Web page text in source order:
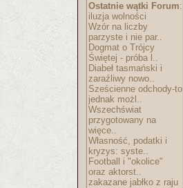
Ostatnie wątki Forum:
iluzja wolności
Wzór na liczby
parzyste i nie par..
Dogmat o Trójcy
Świętej - próba l..
Diabeł tasmański i
zaraźliwy nowo..
Sześcienne odchody-to
jednak możl..
Wszechświat
przygotowany na
więce..
Własność, podatki i
kryzys: syste..
Football i "okolice"
oraz aktorst..
zakazane jabłko z raju